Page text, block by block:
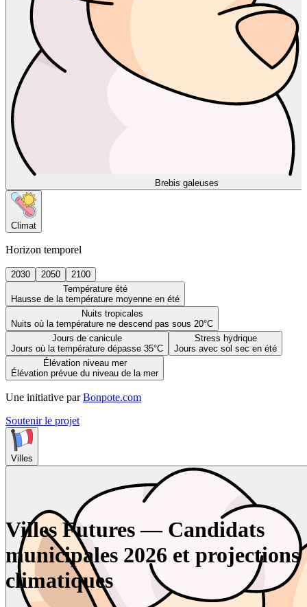
Brebis galeuses
Climat
Horizon temporel
2030 2050
2100
Température été
Hausse de la température moyenne en été
Nuits tropicales
Nuits où la température ne descend pas sous 20°C
Jours de canicule
Jours où la température dépasse 35°C
Stress hydrique
Jours avec sol sec en été
Élévation niveau mer
Élévation prévue du niveau de la mer
Une initiative par Bonpote.com
Soutenir le projet
Villes
Villes Futures — Candidats
municipales 2026 et projections
climatiques